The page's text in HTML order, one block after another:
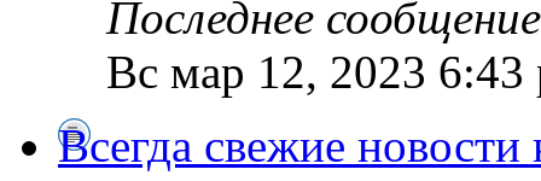
Последнее
Вс мар 12, 2023 6:43
Всегда свежие новости